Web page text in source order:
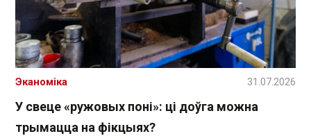
У свеце «ружовых поні»: ці доўга можна
трымацца на фікцыях?
Эканоміка 31.07.2026